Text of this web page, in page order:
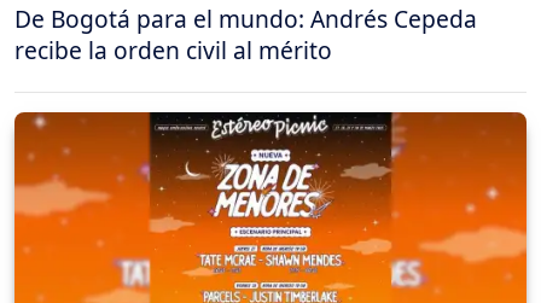
De Bogotá para el mundo: Andrés Cepeda
recibe la orden civil al mérito